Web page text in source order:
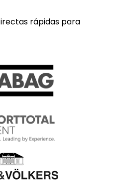
rápidas para